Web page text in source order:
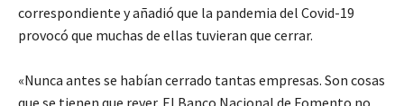
correspondiente y añadió que la pandemia del Covid-19
provocó que muchas de ellas tuvieran que cerrar.
«Nunca antes se habían cerrado tantas empresas. Son cosas
que se tienen que rever. El Banco Nacional de Fomento no